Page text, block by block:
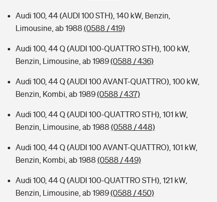
Audi 100, 44 (AUDI 100 STH), 140 kW, Benzin,
Limousine, ab 1988 (0588 / 419)
Audi 100, 44 Q (AUDI 100-QUATTRO STH), 100 kW,
Benzin, Limousine, ab 1989(0588 / 436)
Audi 100, 44 Q (AUDI 100 AVANT-QUATTRO), 100 kW,
Benzin, Kombi, ab 1989(0588 / 437)
Audi 100, 44 Q (AUDI 100-QUATTRO STH), 101 kW,
Benzin, Limousine, ab 1988 (0588 / 448)
Audi 100, 44 Q (AUDI 100 AVANT-QUATTRO), 101 kW,
Benzin, Kombi, ab 1988 (0588 / 449)
Audi 100, 44 Q (AUDI 100-QUATTRO STH), 121 kW,
Benzin, Limousine, ab 1989(0588 / 450)